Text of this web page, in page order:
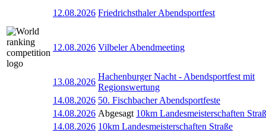
12.08.2026 Friedrichsthaler Abendsportfest
12.08.2026 Vilbeler Abendmeeting
13.08.2026
Hachenburger Nacht - Abendsportfest mit
Regionswertung
14.08.2026 50. Fischbacher Abendsportfeste
14.08.2026 Abgesagt 10km Landesmeisterschaften
14.08.2026 10km Landesmeisterschaften Straße